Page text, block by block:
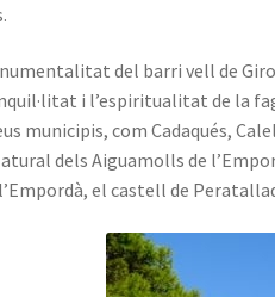
del barri vell de
i l’espiritualitat de la
municipis, com Cadaqués,
dels Aiguamolls de
el castell de